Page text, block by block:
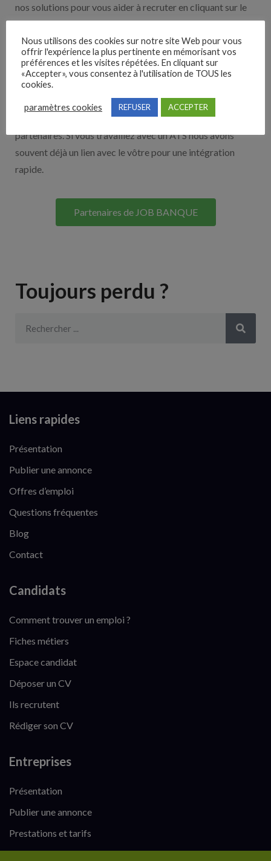
nos solutions pour vous aider à recruter en cliquant sur le
bouton ci-dessous.
Nos solutions entreprises
Découvrez nos partenaires ! Moteurs de recherches,
multidiffuseurs, sites payant… nombreux sont nos
partenaires. Si vous travaillez avec un ATS nous avons
souvent déjà un lien avec le vôtre pour une intégration
rapide.
Partenaires de JOB BANQUE
Toujours perdu ?
Liens rapides
Présentation
Publier une annonce
Offres d’emploi
Questions fréquentes
Blog
Contact
Candidats
Comment trouver un emploi ?
Fiches métiers
Espace candidat
Déposer un CV
Ils recrutent
Rédiger son CV
Entreprises
Présentation
Publier une annonce
Prestations et tarifs
Nous utilisons des cookies sur notre site Web pour vous
offrir l'expérience la plus pertinente en mémorisant vos
préférences et les visites répétées. En cliquant sur
«Accepter», vous consentez à l'utilisation de TOUS les
cookies.
paramètres cookies REFUSER ACCEPTER